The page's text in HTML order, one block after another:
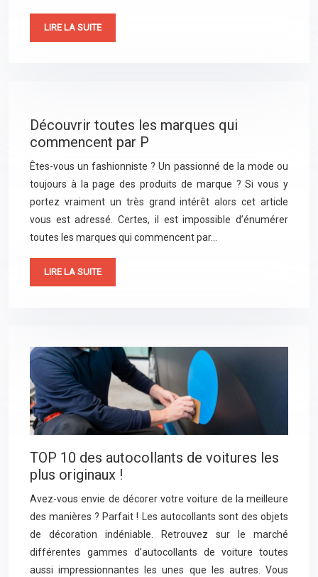
LIRE LA SUITE
Découvrir toutes les marques qui
commencent par P
Êtes-vous un fashionniste ? Un passionné de la mode ou
toujours à la page des produits de marque ? Si vous y
portez vraiment un très grand intérêt alors cet article
vous est adressé. Certes, il est impossible d’énumérer
toutes les marques qui commencent par…
LIRE LA SUITE
TOP 10 des autocollants de voitures les
plus originaux !
Avez-vous envie de décorer votre voiture de la meilleure
des manières ? Parfait ! Les autocollants sont des objets
de décoration indéniable. Retrouvez sur le marché
différentes gammes d’autocollants de voiture toutes
aussi impressionnantes les unes que les autres. Vous